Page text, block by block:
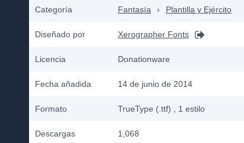
Categoría Fantasía › Plantilla y Ejército
Diseñado por Xerographer Fonts
Licencia Donationware
Fecha añadida 14 de junio de 2014
Formato TrueType (.ttf) , 1 estilo
Descargas 1,068